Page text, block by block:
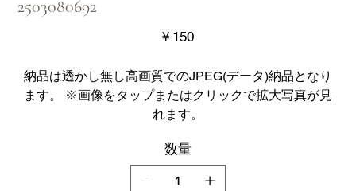
2503080692
価
格
￥150
納品は透かし無し高画質でのJPEG(データ)納品となり
ます。 ※画像をタップまたはクリックで拡大写真が見
れます。
数量